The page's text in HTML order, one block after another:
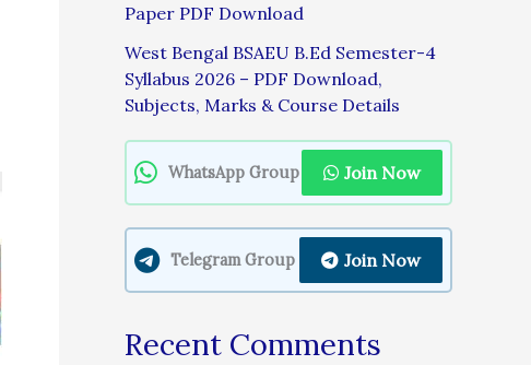
Paper PDF Download
West Bengal BSAEU B.Ed Semester-4
Syllabus 2026 – PDF Download,
Subjects, Marks & Course Details
WhatsApp Group Join Now
Telegram Group Join Now
Recent Comments